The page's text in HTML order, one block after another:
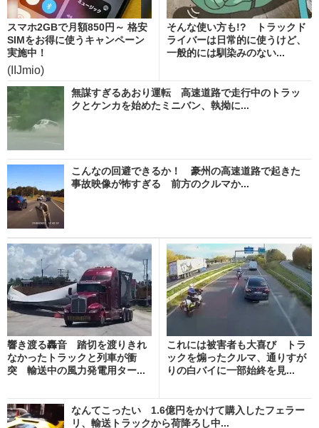
スマホ2GBで月額850円～ 格安
SIMをお得に使うキャンペーン
実施中！
(IIJmio)
そんな使い方も!? トラックド
ライバーは日常的に使うけど、
一般的には馴染みのない...
無謀すぎるあおり運転 高速道路で走行中のトラッ
クとケンカを始めたミニバン、執拗に...
こんなの回避できるか！ 豪州の高速道路で起きた
事故映像が怖すぎる 前方のクルマか...
響き渡る轟音 踏切を渡りきれ
なかったトラックと列車が衝
突 輸送中の風力発電用ター...
これには被害者も大喜び トラ
ックを煽ったクルマ、通りすが
りの白バイに一部始終を見...
なんてこったい 1.6億円をかけて購入したフェラー
リ、輸送トラックから荷降ろし中...